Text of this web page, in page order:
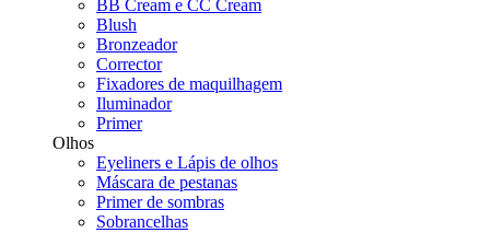
BB Cream e CC Cream
Blush
Bronzeador
Corrector
Fixadores de maquilhagem
Iluminador
Primer
Olhos
Eyeliners e Lápis de olhos
Máscara de pestanas
Primer de sombras
Sobrancelhas